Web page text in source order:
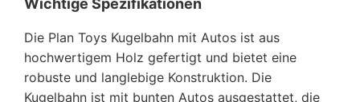
Die Plan Toys Kugelbahn mit Autos ist aus
hochwertigem Holz gefertigt und bietet eine
robuste und langlebige Konstruktion. Die
Kugelbahn ist mit bunten Autos ausgestattet, die